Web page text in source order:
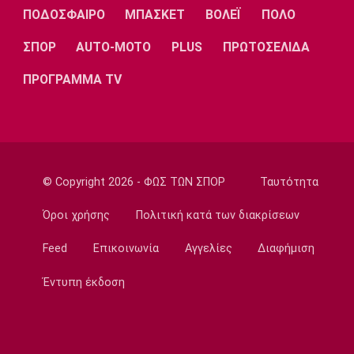
Ποδόσφαιρο - Διεθνή
Πυραυλική επίθεση της Ρωσίας στο γήπεδο
22:58
22:52
Παγκόσμιο Κ20: Πανελλήνιο ρεκόρ η
Μπακογιάννη, στον τελικό της σφυροβολίας
η Τσερνόβα
22:49
Αστέρας Τρίπολης: Εύκολη νίκη με 2-0 επί
ΠΟΔΟΣΦΑΙΡΟ ΜΠΑΣΚΕΤ ΒΟΛΕΪ ΠΟΛΟ
ΣΠΟΡ AUTO-MOTO PLUS ΠΡΩΤΟΣΕΛΙΔΑ
ΠΡΟΓΡΑΜΜΑ TV
© Copyright 2026 - ΦΩΣ ΤΩΝ ΣΠΟΡ Ταυτότητα
Όροι χρήσης Πολιτική κατά των διακρίσεων
Feed Επικοινωνία Αγγελίες Διαφήμιση
Έντυπη έκδοση